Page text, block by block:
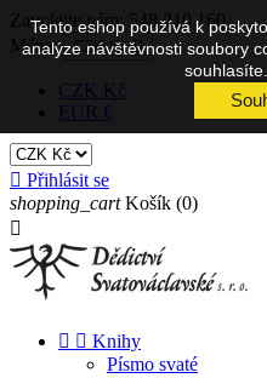
Zavolejte nám: 548 210 160
Měna:
CZK Kč 
CZK Kč
EUR €
 Přihlásit se
shopping_cart Košík (0)

  Knihy
Písmo svaté
Tento eshop používá k
analýze návštěvnosti soubory
souhlasíte.